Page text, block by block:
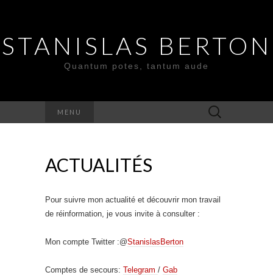
STANISLAS BERTON
Quantum potes, tantum aude
MENU
Search
for:
ACTUALITÉS
Pour suivre mon actualité et découvrir mon travail
de réinformation, je vous invite à consulter :
Mon compte Twitter :@StanislasBerton
Comptes de secours: Telegram / Gab